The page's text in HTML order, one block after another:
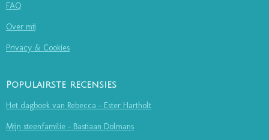
FAQ
Over mij
Privacy & Cookies
Populairste recensies
Het dagboek van Rebecca - Ester Hartholt
Mijn steenfamilie - Bastiaan Dolmans